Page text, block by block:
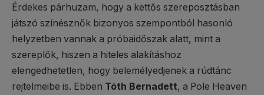
Érdekes párhuzam, hogy a kettős szereposztásban
játszó színésznők bizonyos szempontból hasonló
helyzetben vannak a próbaidőszak alatt, mint a
szereplők, hiszen a hiteles alakításhoz
elengedhetetlen, hogy belemélyedjenek a rúdtánc
rejtelmeibe is. Ebben Tóth Bernadett, a Pole Heaven